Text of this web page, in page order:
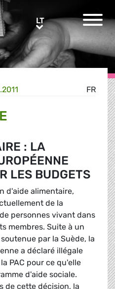
LTLT
FR
: LA
LES BUDGETS
d'aide alimentaire,
de la
personnes vivant dans
membres. Suite à un
par la Suède, la
a déclaré illégale
PAC pour ce qu'elle
d'aide sociale.
de cette décision, la